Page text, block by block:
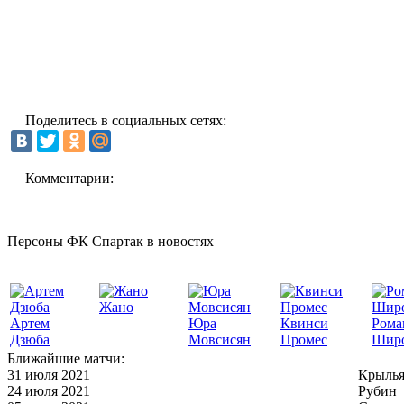
Поделитесь в социальных сетях:
Комментарии:
Персоны ФК Спартак в новостях
Артем
Дзюба
Жано
Юра
Мовсисян
Квинси
Промес
Ближайшие матчи:
31 июля 2021
24 июля 2021
Рубин